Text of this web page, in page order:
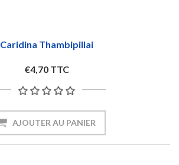
Caridina Thambipillai
€4,70 TTC
AJOUTER AU PANIER